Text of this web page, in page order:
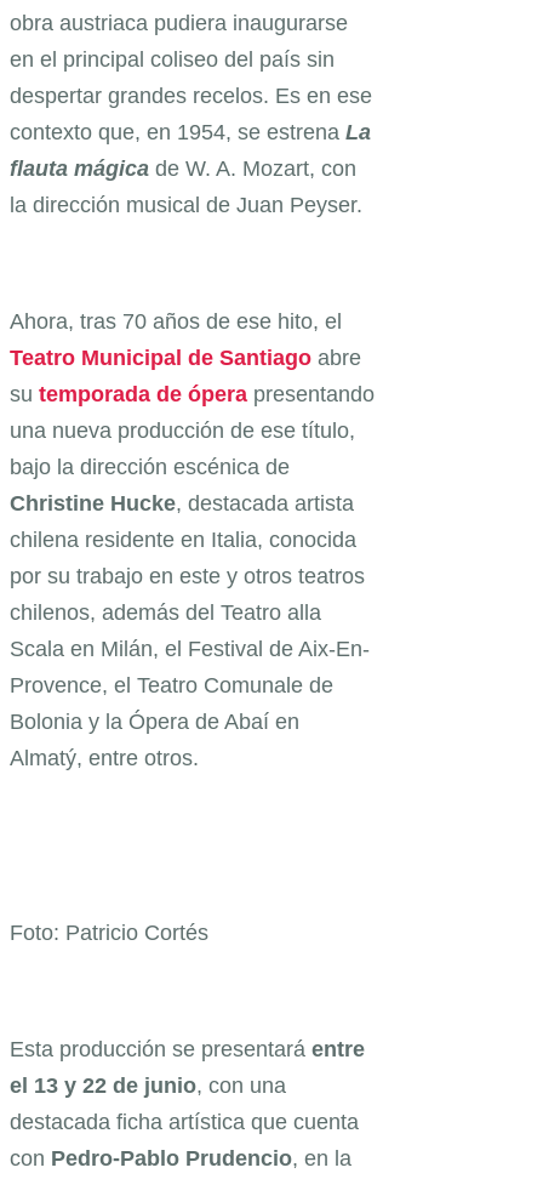
obra austriaca pudiera inaugurarse
en el principal coliseo del país sin
despertar grandes recelos. Es en ese
contexto que, en 1954, se estrena La
flauta mágica de W. A. Mozart, con
la dirección musical de Juan Peyser.
Ahora, tras 70 años de ese hito, el
Teatro Municipal de Santiago abre
su temporada de ópera presentando
una nueva producción de ese título,
bajo la dirección escénica de
Christine Hucke, destacada artista
chilena residente en Italia, conocida
por su trabajo en este y otros teatros
chilenos, además del Teatro alla
Scala en Milán, el Festival de Aix-En-
Provence, el Teatro Comunale de
Bolonia y la Ópera de Abaí en
Almatý, entre otros.
Foto: Patricio Cortés
Esta producción se presentará entre
el 13 y 22 de junio, con una
destacada ficha artística que cuenta
con Pedro-Pablo Prudencio, en la